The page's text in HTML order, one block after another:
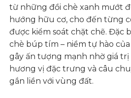
từ những đồi chè xanh mướt
hướng hữu cơ, cho đến từng
được kiểm soát chặt chẽ. Đặc
chè búp tím – niềm tự hào
gây ấn tượng mạnh nhờ giá
hương vị đặc trưng và câu
gắn liền với vùng đất.